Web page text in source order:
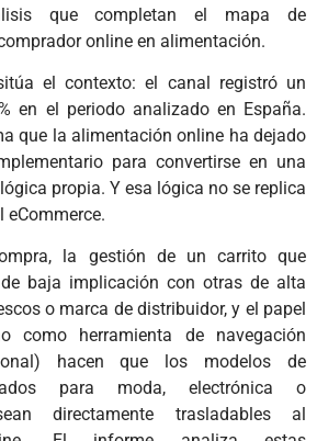
que completan el mapa de
online en alimentación.
el contexto: el canal registró un
en el periodo analizado en España.
que la alimentación online ha dejado
para convertirse en una
propia. Y esa lógica no se replica
eCommerce.
la gestión de un carrito que
baja implicación con otras de alta
o marca de distribuidor, y el papel
como herramienta de navegación
hacen que los modelos de
para moda, electrónica o
directamente trasladables al